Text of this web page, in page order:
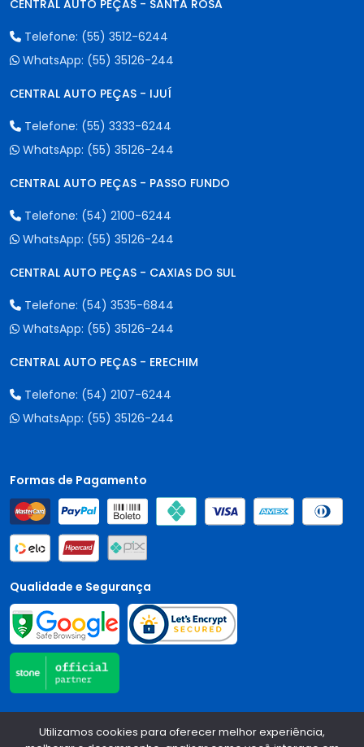
CENTRAL AUTO PEÇAS - SANTA ROSA
Telefone: (55) 3512-6244
WhatsApp: (55) 35126-244
CENTRAL AUTO PEÇAS - IJUÍ
Telefone: (55) 3333-6244
WhatsApp: (55) 35126-244
CENTRAL AUTO PEÇAS - PASSO FUNDO
Telefone: (54) 2100-6244
WhatsApp: (55) 35126-244
CENTRAL AUTO PEÇAS - CAXIAS DO SUL
Telefone: (54) 3535-6844
WhatsApp: (55) 35126-244
CENTRAL AUTO PEÇAS - ERECHIM
Telefone: (54) 2107-6244
WhatsApp: (55) 35126-244
Formas de Pagamento
Qualidade e Segurança
Central Auto Peças - CNPJ: 90.196.999/0001-89
Todos os
direitos reservados.2026
Utilizamos cookies para oferecer melhor experiência,